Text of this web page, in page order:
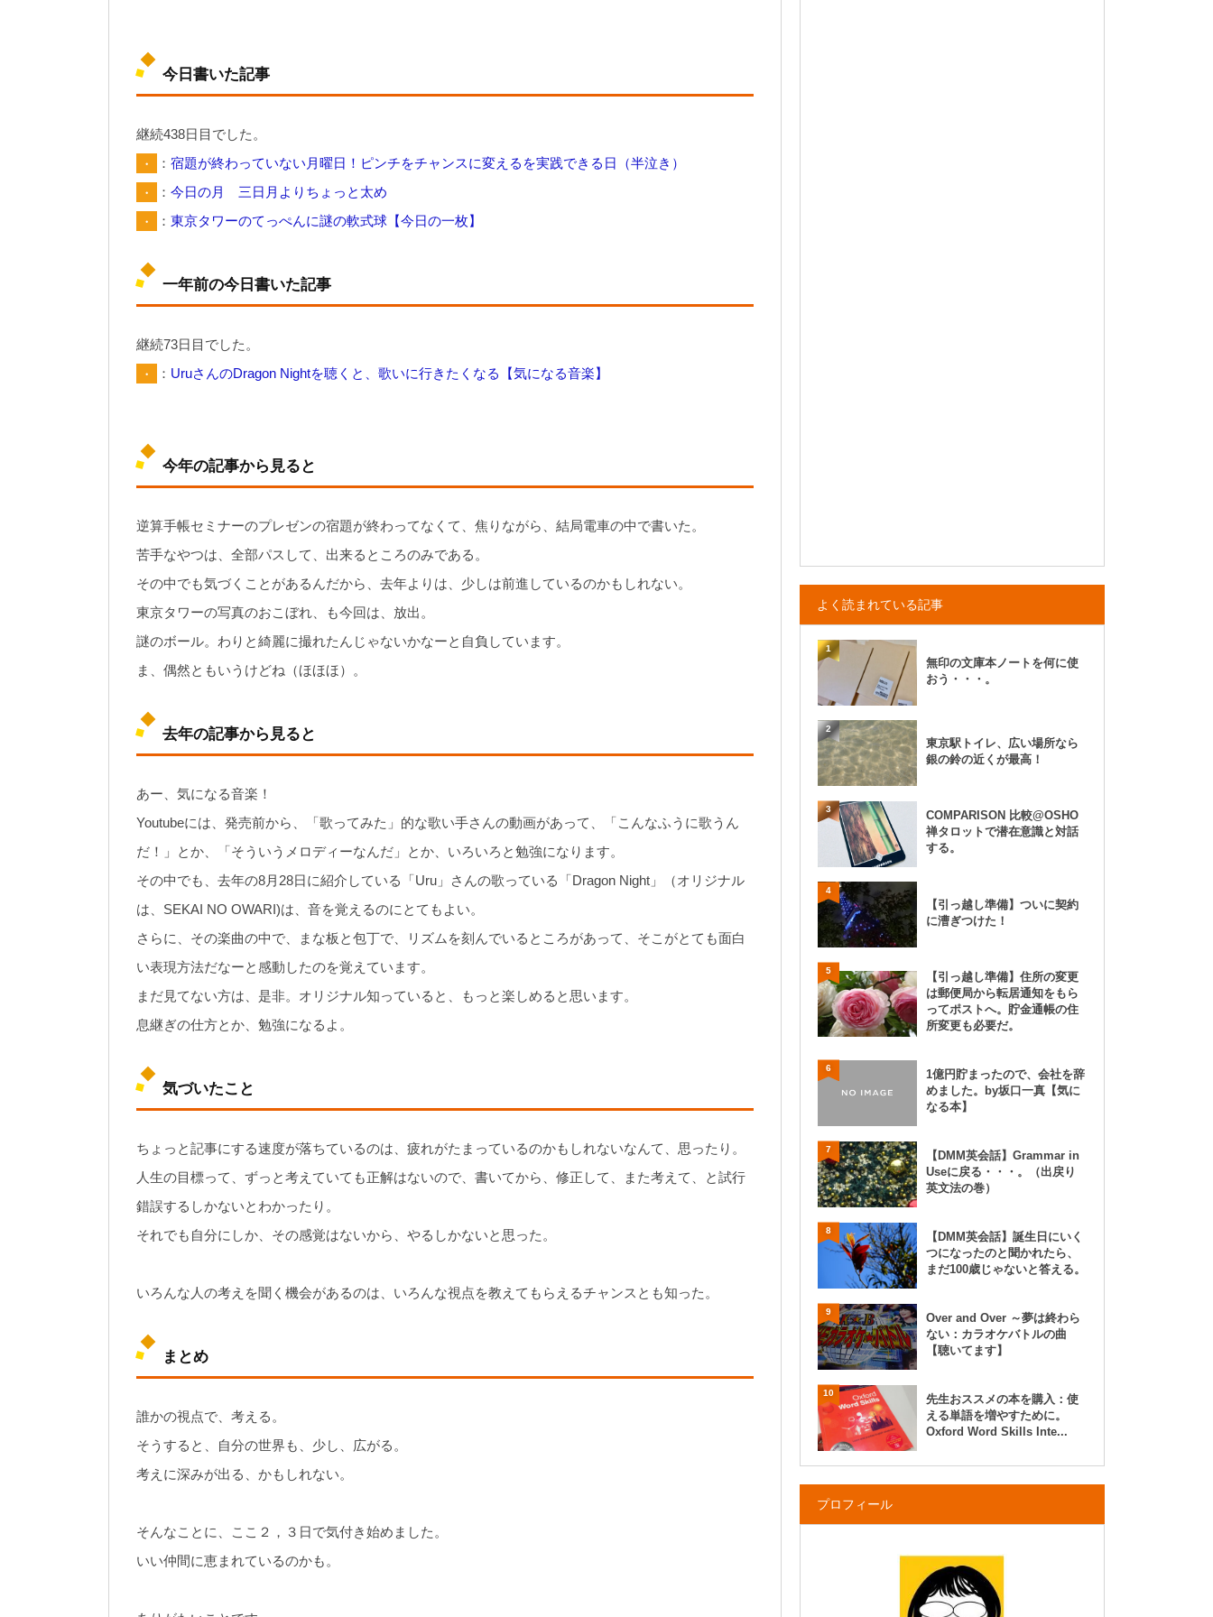
今日書いた記事
継続438日目でした。
・
： 宿題が終わっていない月曜日！ピンチをチャンスに変えるを実践できる日（半泣き）
・
： 今日の月 三日月よりちょっと太め
・
： 東京タワーのてっぺんに謎の軟式球【今日の一枚】
一年前の今日書いた記事
継続73日目でした。
・
： UruさんのDragon Nightを聴くと、歌いに行きたくなる【気になる音楽】
今年の記事から見ると
逆算手帳セミナーのプレゼンの宿題が終わってなくて、焦りながら、結局電車の中で書いた。
苦手なやつは、全部パスして、出来るところのみである。
その中でも気づくことがあるんだから、去年よりは、少しは前進しているのかもしれない。
東京タワーの写真のおこぼれ、も今回は、放出。
謎のボール。わりと綺麗に撮れたんじゃないかなーと自負しています。
ま、偶然ともいうけどね（ほほほ）。
去年の記事から見ると
あー、気になる音楽！
Youtubeには、発売前から、「歌ってみた」的な歌い手さんの動画があって、「こんなふうに歌うん
だ！」とか、「そういうメロディーなんだ」とか、いろいろと勉強になります。
その中でも、去年の8月28日に紹介している「Uru」さんの歌っている「Dragon Night」（オリジナル
は、SEKAI NO OWARI)は、音を覚えるのにとてもよい。
さらに、その楽曲の中で、まな板と包丁で、リズムを刻んでいるところがあって、そこがとても面白
い表現方法だなーと感動したのを覚えています。
まだ見てない方は、是非。オリジナル知っていると、もっと楽しめると思います。
息継ぎの仕方とか、勉強になるよ。
気づいたこと
ちょっと記事にする速度が落ちているのは、疲れがたまっているのかもしれないなんて、思ったり。
人生の目標って、ずっと考えていても正解はないので、書いてから、修正して、また考えて、と試行
錯誤するしかないとわかったり。
それでも自分にしか、その感覚はないから、やるしかないと思った。
いろんな人の考えを聞く機会があるのは、いろんな視点を教えてもらえるチャンスとも知った。
まとめ
誰かの視点で、考える。
そうすると、自分の世界も、少し、広がる。
考えに深みが出る、かもしれない。
そんなことに、ここ２，３日で気付き始めました。
いい仲間に恵まれているのかも。
よく読まれている記事
1
無印の文庫本ノートを何に使
おう・・・。
2
東京駅トイレ、広い場所なら
銀の鈴の近くが最高！
3
COMPARISON 比較@OSHO
禅タロットで潜在意識と対話
する。
4
【引っ越し準備】ついに契約
に漕ぎつけた！
5
【引っ越し準備】住所の変更
は郵便局から転居通知をもら
ってポストへ。貯金通帳の住
所変更も必要だ。
6
1億円貯まったので、会社を辞
めました。by坂口一真【気に
なる本】
7
【DMM英会話】Grammar in
Useに戻る・・・。（出戻り
英文法の巻）
8
【DMM英会話】誕生日にいく
つになったのと聞かれたら、
まだ100歳じゃないと答える。
9
Over and Over ～夢は終わら
ない：カラオケバトルの曲
【聴いてます】
10
先生おススメの本を購入：使
える単語を増やすために。
Oxford Word Skills Inte...
プロフィール